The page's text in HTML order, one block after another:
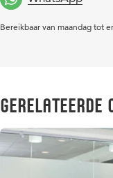
Bereikbaar van maandag tot
Gerelateerde